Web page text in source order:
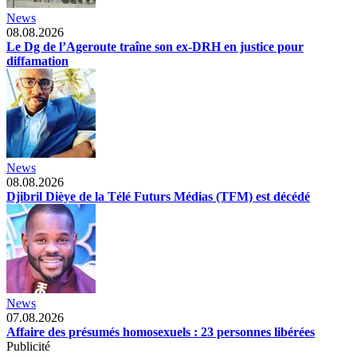
News
08.08.2026
Le Dg de l’Ageroute traîne son ex-DRH en justice pour
diffamation
News
08.08.2026
Djibril Dièye de la Télé Futurs Médias (TFM) est décédé
News
07.08.2026
Affaire des présumés homosexuels : 23 personnes libérées
Publicité